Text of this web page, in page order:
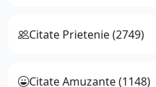
Citate Prietenie (2749)
Citate Amuzante (1148)